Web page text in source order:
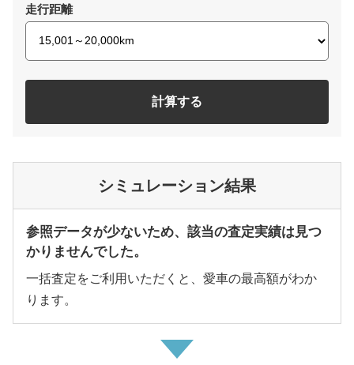
走行距離
計算する
シミュレーション結果
参照データが少ないため、該当の査定実績は見つ
かりませんでした。
一括査定をご利用いただくと、愛車の最高額がわか
ります。